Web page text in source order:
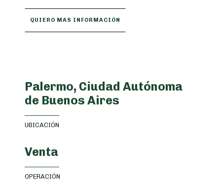
QUIERO MAS INFORMACIÓN
Palermo, Ciudad Autónoma
de Buenos Aires
UBICACIÓN
Venta
OPERACIÓN